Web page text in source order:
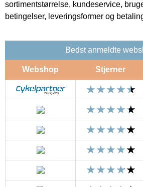
sortimentstørrelse, kundeservice,
betingelser, leveringsformer og
Bedst anmeldte
Webshop Stjerner